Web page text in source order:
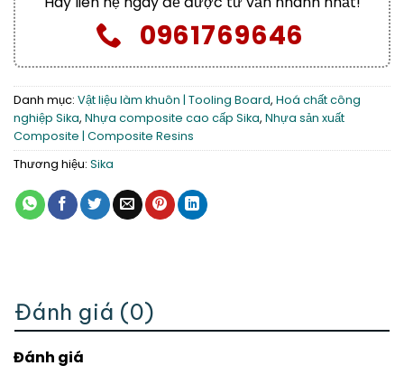
0961769646
Danh mục: Vật liệu làm khuôn | Tooling Board, Hoá chất công
nghiệp Sika, Nhựa composite cao cấp Sika, Nhựa sản xuất
Composite | Composite Resins
Thương hiệu: Sika
Đánh giá (0)
Đánh giá